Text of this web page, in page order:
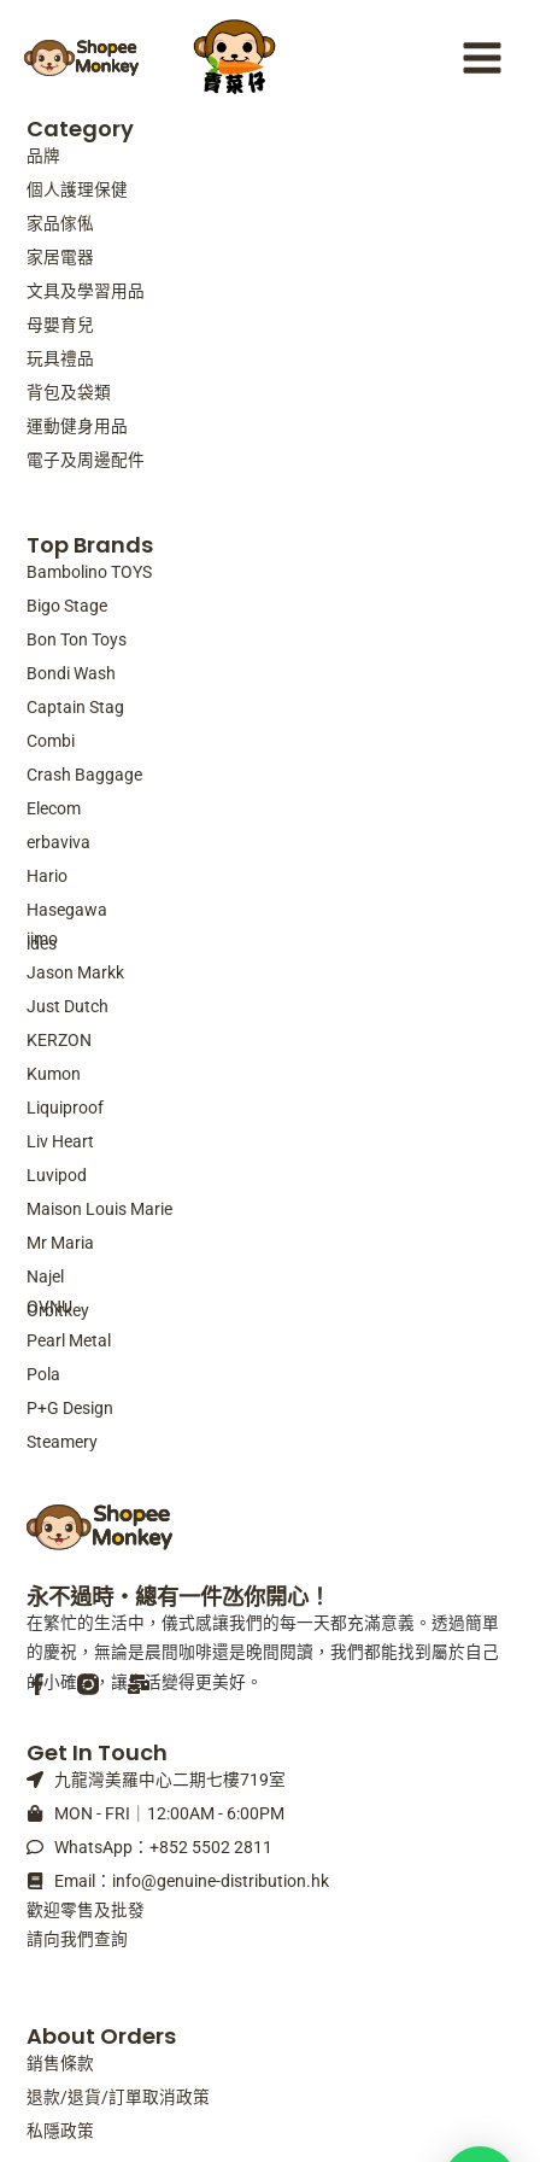
content
Menu
Top Brands
OVNU
Pearl Metal
Pola
P+G Design
Steamery
Top Brands
iimo
Jason Markk
Just Dutch
KERZON
Kumon
Liquiproof
Liv Heart
Luvipod
Maison Louis Marie
Mr Maria
Najel
Orbitkey
Top Brands
Bambolino TOYS
Bigo Stage
Bon Ton Toys
Bondi Wash
Captain Stag
Combi
Crash Baggage
Elecom
erbaviva
Hario
Hasegawa
ides
Category
品牌
個人護理保健
家品傢俬
家居電器
文具及學習用品
母嬰育兒
玩具禮品
背包及袋類
運動健身用品
電子及周邊配件
永不過時・總有一件氹你開心！
在繁忙的生活中，儀式感讓我們的每一天都充滿意義。透過簡單
的慶祝，無論是晨間咖啡還是晚間閱讀，我們都能找到屬於自己
的小確幸，讓生活變得更美好。
F
a
c
e
b
o
o
k
-
f
M
a
i
l
-
b
u
l
k
About Orders
銷售條款
退款/退貨/訂單取消政策
私隱政策
Get In Touch
九龍灣美羅中心二期七樓719室
MON - FRI｜12:00AM - 6:00PM
WhatsApp：+852 5502 2811
Email：info@genuine-distribution.hk
歡迎零售及批發
請向我們查詢